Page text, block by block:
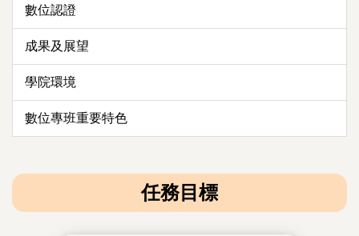
數位認證
成果及展望
學院環境
數位專班重要特色
任務目標